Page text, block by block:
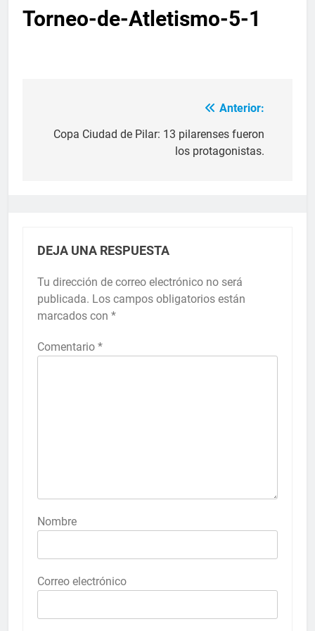
Torneo-de-Atletismo-5-1
Anterior:
Copa Ciudad de Pilar: 13 pilarenses fueron
los protagonistas.
DEJA UNA RESPUESTA
Tu dirección de correo electrónico no será
publicada. Los campos obligatorios están
marcados con *
Comentario *
Nombre
Correo electrónico